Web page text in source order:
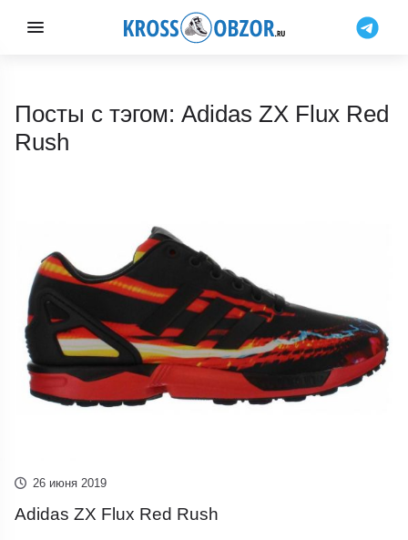
Посты с тэгом: Adidas ZX Flux Red
Rush
26 июня 2019
Adidas ZX Flux Red Rush